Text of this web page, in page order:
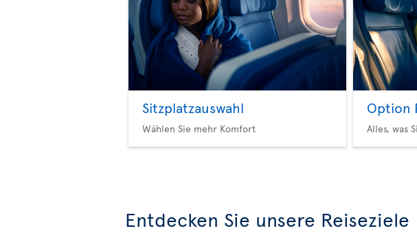
Sitzplatzauswahl
Wählen Sie mehr Komfort
Option
Alles, was
Entdecken Sie unsere Reiseziele